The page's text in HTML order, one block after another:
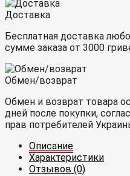
Доставка
Бесплатная доставка
сумме заказа от 3000
Обмен/возврат
Обмен и возврат товара
дней после покупки,
прав потребителей
Описание
Характеристики
Отзывов (0)